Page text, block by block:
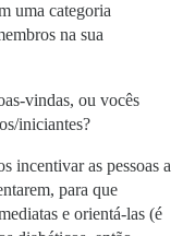
uma categoria
na sua
vindas, ou vocês
iniciantes?
incentivar as pessoas a
para que
e orientá-las (é